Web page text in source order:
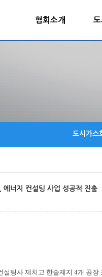
협회소개
도시가스
에너지 컨설팅 사업 성공적 진출
설팅사 제치고 한솔제지 4개 공장